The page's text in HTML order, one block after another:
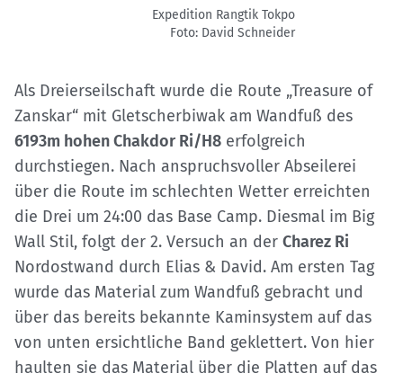
Expedition Rangtik Tokpo
Foto: David Schneider
Als Dreierseilschaft wurde die Route „Treasure of
Zanskar“ mit Gletscherbiwak am Wandfuß des
6193m hohen Chakdor Ri/H8 erfolgreich
durchstiegen. Nach anspruchsvoller Abseilerei
über die Route im schlechten Wetter erreichten
die Drei um 24:00 das Base Camp. Diesmal im Big
Wall Stil, folgt der 2. Versuch an der Charez Ri
Nordostwand durch Elias & David. Am ersten Tag
wurde das Material zum Wandfuß gebracht und
über das bereits bekannte Kaminsystem auf das
von unten ersichtliche Band geklettert. Von hier
haulten sie das Material über die Platten auf das